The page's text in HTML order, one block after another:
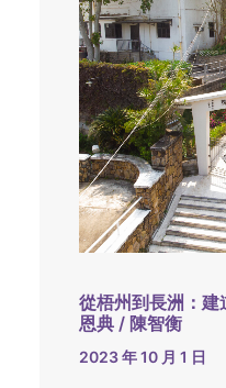
從梧州到長洲：
恩典 / 陳智衡
2023 年 10 月 1 日